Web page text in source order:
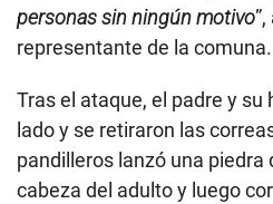
personas sin ningún motivo
representante de la comuna.
Tras el ataque, el padre y su
lado y se retiraron las
pandilleros lanzó una piedra
cabeza del adulto y luego